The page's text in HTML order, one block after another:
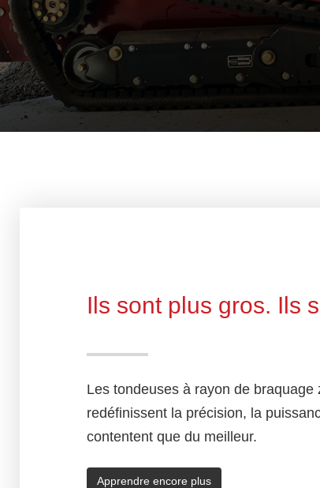
Ils sont plus gros. Ils
Les tondeuses à rayon de braquage
redéfinissent la précision, la
contentent que du meilleur.
Apprendre encore plus